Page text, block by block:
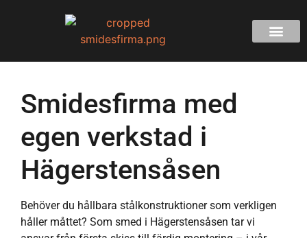
Smidesfirma med
egen verkstad i
Hägerstensåsen
Behöver du hållbara stålkonstruktioner som verkligen
håller måttet? Som smed i Hägerstensåsen tar vi